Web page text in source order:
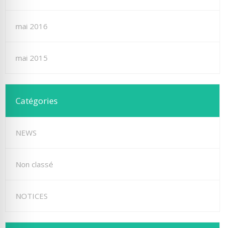
mai 2016
mai 2015
Catégories
NEWS
Non classé
NOTICES